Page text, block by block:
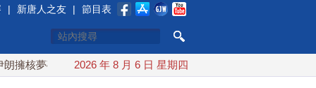
| 新唐人之友 | 節目表
核夢碎 海峽即將恢復通航 烏克蘭貨機旁驚現炸彈無人機 德
2026 年 8 月 6 日 星期四